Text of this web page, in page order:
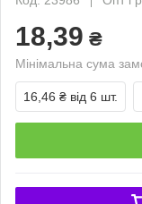
18,39 ₴
Мінімальна сума
16,46 ₴ від 6 шт.